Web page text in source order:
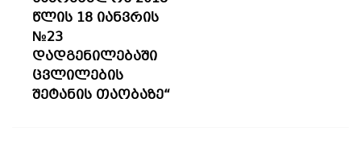
წლის 18 იანვრის
№23
დადგენილებაში
ცვლილების
შეტანის თაობაზე“